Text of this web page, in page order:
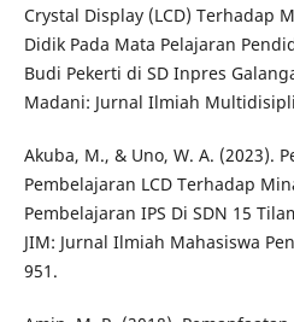
Crystal Display (LCD) Terhadap
Didik Pada Mata Pelajaran
Budi Pekerti di SD Inpres
Madani: Jurnal Ilmiah
Akuba, M., & Uno, W. A. (2023).
Pembelajaran LCD Terhadap
Pembelajaran IPS Di SDN 15
JIM: Jurnal Ilmiah Mahasiswa
951.